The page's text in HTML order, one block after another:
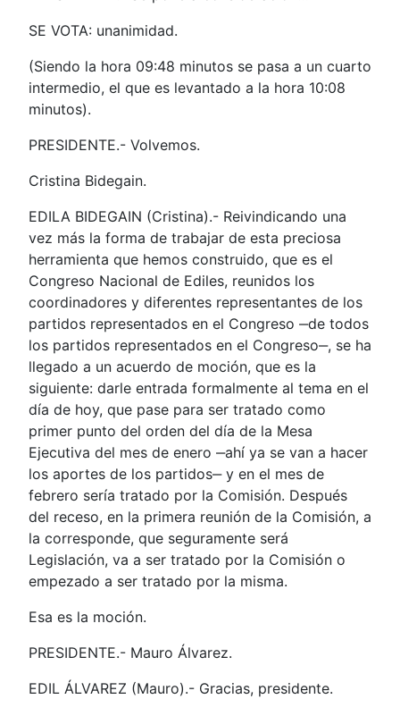
SE VOTA: unanimidad.
(Siendo la hora 09:48 minutos se pasa a un cuarto
intermedio, el que es levantado a la hora 10:08
minutos).
PRESIDENTE.- Volvemos.
Cristina Bidegain.
EDILA BIDEGAIN (Cristina).- Reivindicando una
vez más la forma de trabajar de esta preciosa
herramienta que hemos construido, que es el
Congreso Nacional de Ediles, reunidos los
coordinadores y diferentes representantes de los
partidos representados en el Congreso ‒de todos
los partidos representados en el Congreso‒, se ha
llegado a un acuerdo de moción, que es la
siguiente: darle entrada formalmente al tema en el
día de hoy, que pase para ser tratado como
primer punto del orden del día de la Mesa
Ejecutiva del mes de enero ‒ahí ya se van a hacer
los aportes de los partidos‒ y en el mes de
febrero sería tratado por la Comisión. Después
del receso, en la primera reunión de la Comisión, a
la corresponde, que seguramente será
Legislación, va a ser tratado por la Comisión o
empezado a ser tratado por la misma.
Esa es la moción.
PRESIDENTE.- Mauro Álvarez.
EDIL ÁLVAREZ (Mauro).- Gracias, presidente.